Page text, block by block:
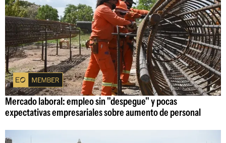
Mercado laboral: empleo sin "despegue" y pocas
expectativas empresariales sobre aumento de personal